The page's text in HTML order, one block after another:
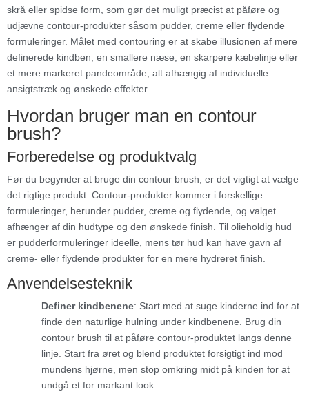
skrå eller spidse form, som gør det muligt præcist at påføre og
udjævne contour-produkter såsom pudder, creme eller flydende
formuleringer. Målet med contouring er at skabe illusionen af mere
definerede kindben, en smallere næse, en skarpere kæbelinje eller
et mere markeret pandeområde, alt afhængig af individuelle
ansigtstræk og ønskede effekter.
Hvordan bruger man en contour
brush?
Forberedelse og produktvalg
Før du begynder at bruge din contour brush, er det vigtigt at vælge
det rigtige produkt. Contour-produkter kommer i forskellige
formuleringer, herunder pudder, creme og flydende, og valget
afhænger af din hudtype og den ønskede finish. Til olieholdig hud
er pudderformuleringer ideelle, mens tør hud kan have gavn af
creme- eller flydende produkter for en mere hydreret finish.
Anvendelsesteknik
Definer kindbenene: Start med at suge kinderne ind for at
finde den naturlige hulning under kindbenene. Brug din
contour brush til at påføre contour-produktet langs denne
linje. Start fra øret og blend produktet forsigtigt ind mod
mundens hjørne, men stop omkring midt på kinden for at
undgå et for markant look.